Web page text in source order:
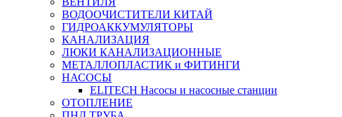
ВОДООЧИСТИТЕЛИ КИТАЙ
ГИДРОАККУМУЛЯТОРЫ
КАНАЛИЗАЦИЯ
ЛЮКИ КАНАЛИЗАЦИОННЫЕ
МЕТАЛЛОПЛАСТИК и ФИТИНГИ
НАСОСЫ
ELITECH Насосы и насосные станции
ОТОПЛЕНИЕ